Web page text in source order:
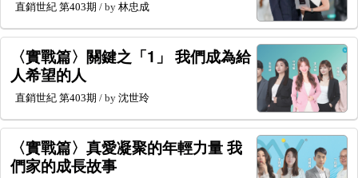
直銷世紀 第403期 / by 林忠成
〈實戰篇〉關鍵之「1」 我們成為給
人希望的人
直銷世紀 第403期 / by 沈世玲
〈實戰篇〉真愛凝聚的年輕力量 我
們家的成長故事